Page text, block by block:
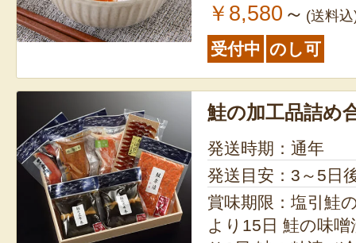
￥8,580 ～ (送料
受付中 のし可
鮭の加工品詰め
発送時期：通年
発送目安：3～5日
賞味期限：塩引鮭
より15日 鮭の味噌漬／冷蔵で出荷日よ